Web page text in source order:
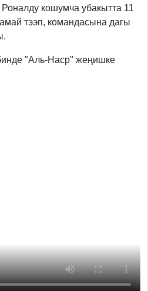
кошумча убакытта 11
тээп, командасына дагы
"Аль-Наср" жеңишке